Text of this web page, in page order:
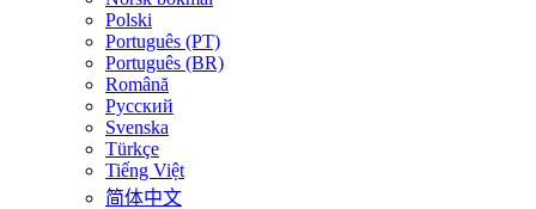
Polski
Português (PT)
Português (BR)
Română
Русский
Svenska
Türkçe
Tiếng Việt
简体中文